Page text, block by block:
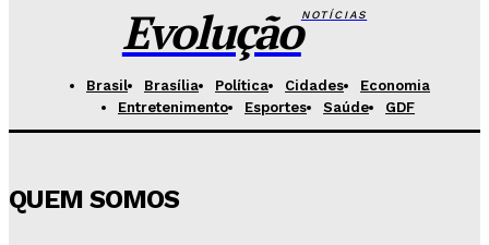
EvoluçãoNOTÍCIAS
Brasil Brasília Política Cidades
Economia
Entretenimento
Esportes Saúde GDF
QUEM SOMOS